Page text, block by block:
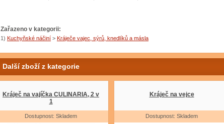
Zařazeno v kategorii:
1) Kuchyňské náčiní > Kráječe vajec, sýrů, knedlíků a másla
Další zboží z kategorie
Kráječ na vajíčka CULINARIA, 2 v
1
Dostupnost: Skladem
Kráječ na vejce
Dostupnost: Skladem